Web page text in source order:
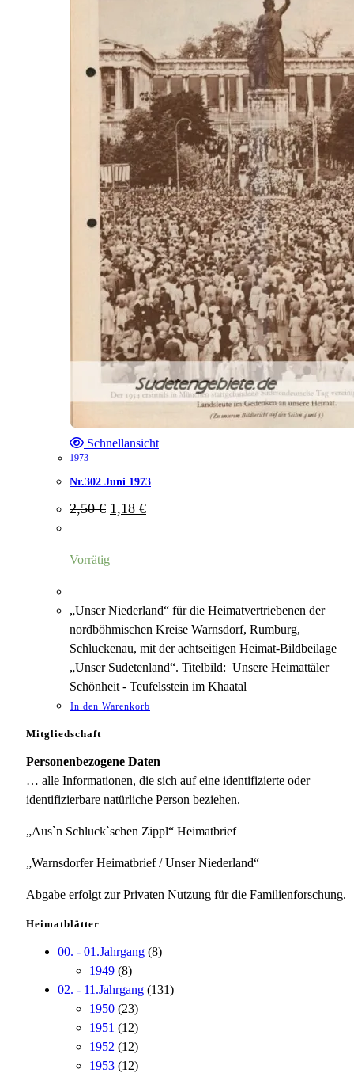
Schnellansicht
1973
Nr.302 Juni 1973
2,50€ Ursprünglicher
Preis
1,18 €Aktueller
Preis
Vorrätig
„Unser Niederland“ für die Heimatvertriebenen der
nordböhmischen Kreise Warnsdorf, Rumburg,
Schluckenau, mit der achtseitigen Heimat-Bildbeilage
„Unser Sudetenland“. Titelbild: Unsere Heimattäler
Schönheit - Teufelsstein im Khaatal
In den Warenkorb
Mitgliedschaft
Personenbezogene Daten
… alle Informationen, die sich auf eine identifizierte oder
identifizierbare natürliche Person beziehen.
„Aus`n Schluck`schen Zippl“ Heimatbrief
„Warnsdorfer Heimatbrief / Unser Niederland“
Abgabe erfolgt zur Privaten Nutzung für die Familienforschung.
Heimatblätter
00. - 01.Jahrgang (8)
1949 (8)
02. - 11.Jahrgang (131)
1950 (23)
1951 (12)
1952 (12)
1953 (12)